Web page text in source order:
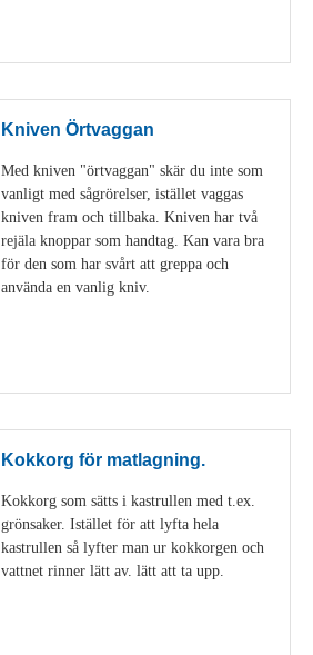
Kniven Örtvaggan
Med kniven "örtvaggan" skär du inte som
vanligt med sågrörelser, istället vaggas
kniven fram och tillbaka. Kniven har två
rejäla knoppar som handtag. Kan vara bra
för den som har svårt att greppa och
använda en vanlig kniv.
Kokkorg för matlagning.
Kokkorg som sätts i kastrullen med t.ex.
grönsaker. Istället för att lyfta hela
kastrullen så lyfter man ur kokkorgen och
vattnet rinner lätt av. lätt att ta upp.